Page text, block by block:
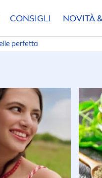
CONSIGLI NOVITÀ
perfetta